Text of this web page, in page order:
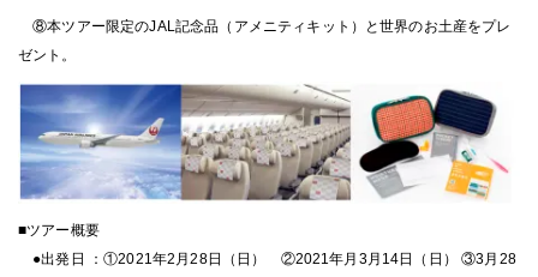
⑧本ツアー限定のJAL記念品（アメニティキット）と世界のお土産をプレ
ゼント。
■ツアー概要
●出発日 ：①2021年2月28日（日） ②2021年⽉3月14⽇（日） ③3月28